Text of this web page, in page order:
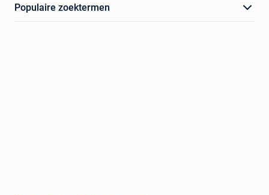
Populaire zoektermen